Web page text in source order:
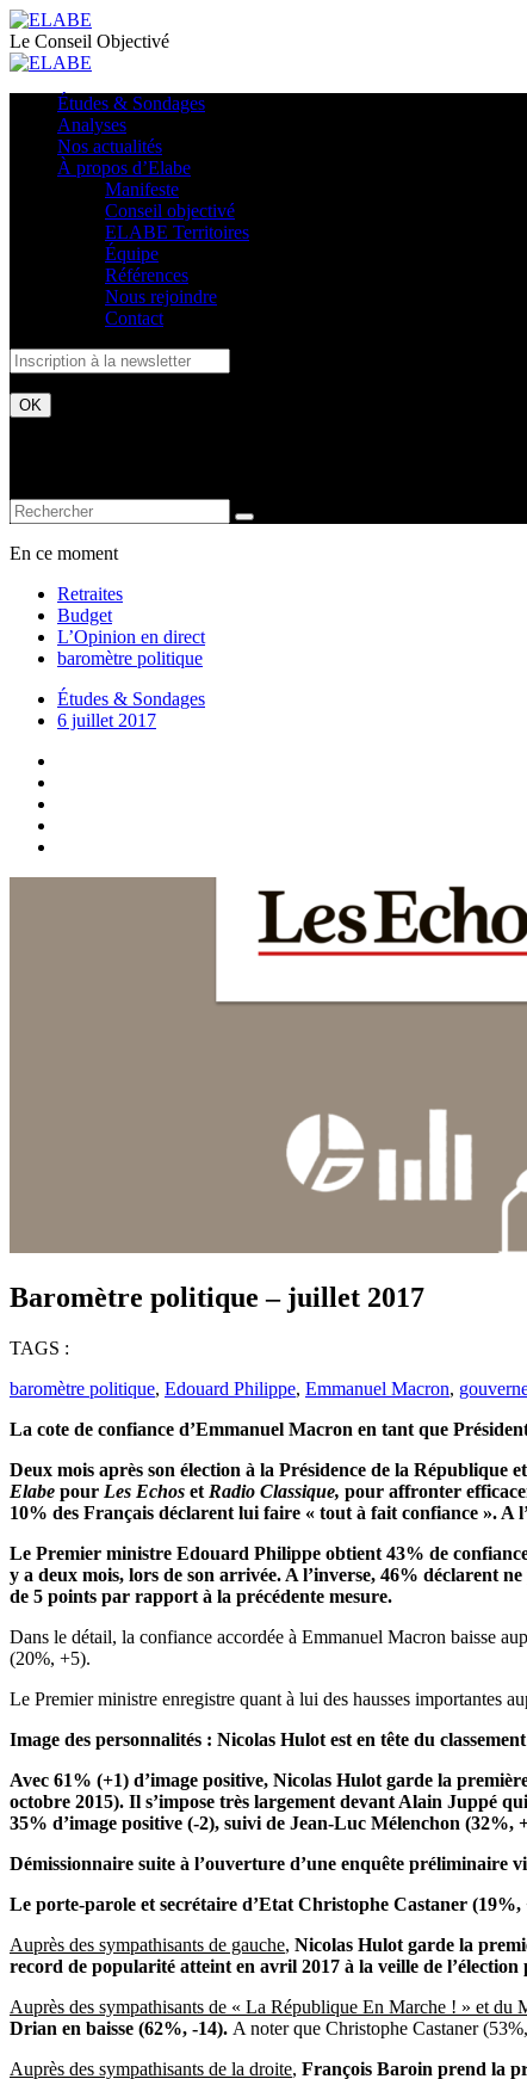
Le Conseil Objectivé
Études & Sondages
Analyses
Nos actualités
À propos d’Elabe
Manifeste
Conseil objectivé
ELABE Territoires
Équipe
Références
Nous rejoindre
Contact
En ce moment
Retraites
Budget
L’Opinion en direct
baromètre politique
Études & Sondages
6 juillet 2017
Baromètre politique – juillet 2017
TAGS :
baromètre politique, Edouard Philippe, Emmanuel Macron,
La cote de confiance d’Emmanuel Macron en tant que
Deux mois après son élection à la Présidence de la
Elabe pour Les Echos et Radio Classique, pour affronter
10% des Français déclarent lui faire « tout à fait confiance ».
Le Premier ministre Edouard Philippe obtient 43% de
y a deux mois, lors de son arrivée. A l’inverse, 46% déclarent
de 5 points par rapport à la précédente mesure.
Dans le détail, la confiance accordée à Emmanuel Macron baisse
(20%, +5).
Le Premier ministre enregistre quant à lui des hausses importantes
Image des personnalités : Nicolas Hulot est en tête du
Avec 61% (+1) d’image positive, Nicolas Hulot garde la
octobre 2015). Il s’impose très largement devant Alain Juppé
35% d’image positive (-2), suivi de Jean-Luc Mélenchon
Démissionnaire suite à l’ouverture d’une enquête préliminaire
Le porte-parole et secrétaire d’Etat Christophe Castaner (19%,
Auprès des sympathisants de gauche, Nicolas Hulot garde la
record de popularité atteint en avril 2017 à la veille de l’élection
Auprès des sympathisants de « La République En Marche ! » et du
Drian en baisse (62%, -14). A noter que Christophe Castaner
Auprès des sympathisants de la droite, François Baroin prend la